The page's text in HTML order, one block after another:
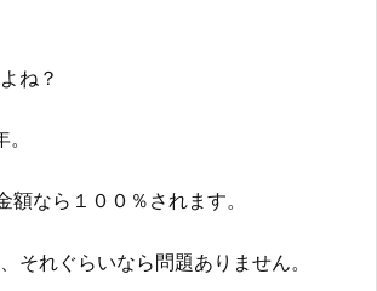
ね？
額なら１００％されます。
それぐらいなら問題ありません。